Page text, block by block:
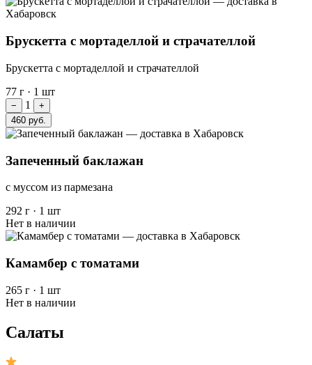
Брускетта с мортаделлой и страчателлой
Брускетта с мортаделлой и страчателлой
77 г · 1 шт
− 1
+
460 руб.
Запеченный баклажан
с муссом из пармезана
292 г · 1 шт
Нет в наличии
Камамбер с томатами
265 г · 1 шт
Нет в наличии
Салаты